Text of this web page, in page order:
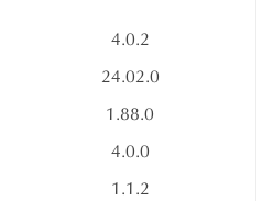
4.0.2
24.02.0
1.88.0
4.0.0
1.1.2